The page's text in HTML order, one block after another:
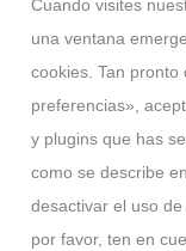
Cuando visites
una ventana
cookies. Tan
preferencias»,
y plugins que has
como se describe
desactivar el uso
por favor, ten en